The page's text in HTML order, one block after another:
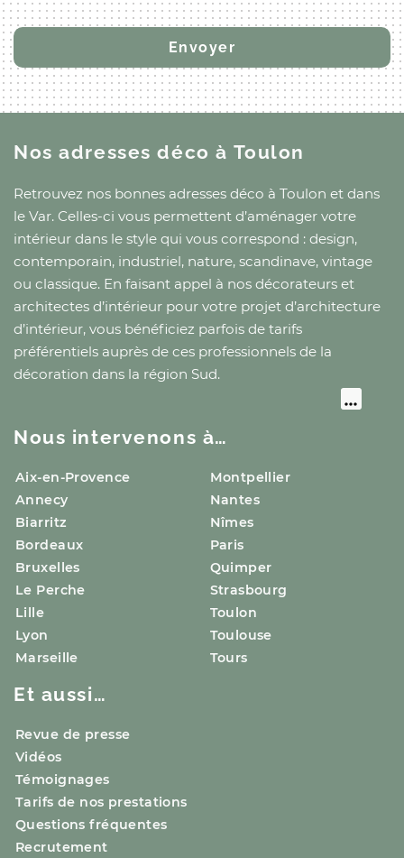
Nos adresses décoà Toulon
Retrouvez nos bonnes adresses déco à Toulon et dans
le Var. Celles-ci vous permettent d’aménager votre
intérieur dans le style qui vous correspond : design,
contemporain, industriel, nature, scandinave, vintage
ou classique. En faisant appel à nos décorateurs et
architectes d’intérieur pour votre projet d’architecture
d’intérieur, vous bénéficiez parfois de tarifs
préférentiels auprès de ces professionnels de la
décoration dans la région Sud.
Nous intervenons à…
Aix-en-Provence
Annecy
Biarritz
Bordeaux
Bruxelles
Le Perche
Lille
Lyon
Marseille
Montpellier
Nantes
Nîmes
Paris
Quimper
Strasbourg
Toulon
Toulouse
Tours
Et aussi…
Revue de presse
Vidéos
Témoignages
Tarifs de nos prestations
Questions fréquentes
Recrutement